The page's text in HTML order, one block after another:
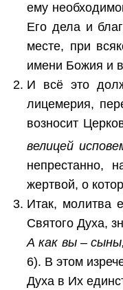
ему
Его дела и
месте, при
имени Божия и
И всё это
лицемерия,
возносит
велицей
непрестанно,
жертвой, о
Итак, молитва
Святого Духа,
А как вы –
6). В этом
Духа в Их